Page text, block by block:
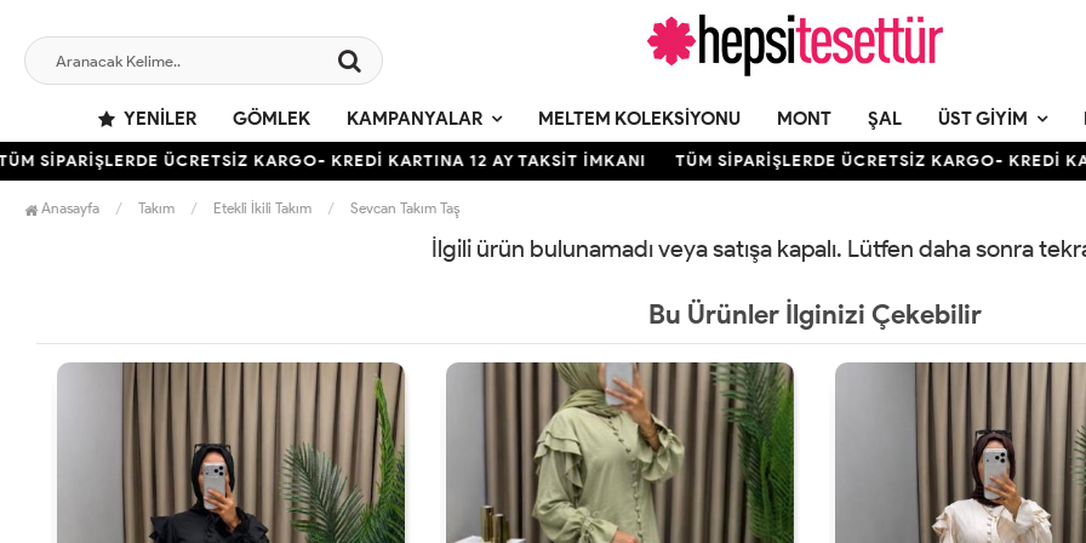
YENILER GÖMLEK KAMPANYALAR MELTEM KOLEKSIYONU MONT ŞAL ÜST GIYIM
SİPARİŞLERDE ÜCRETSİZ KARGO- KREDİ KARTINA 12 AY TAKSİT İMKANI TÜM SİPARİŞLERDE ÜCRETSİZ KARGO- KREDİ
Anasayfa Takım Etekli İkili Takım Sevcan Takım Taş
İlgili ürün bulunamadı veya satışa kapalı. Lütfen daha sonra
Bu Ürünler İlginizi Çekebilir